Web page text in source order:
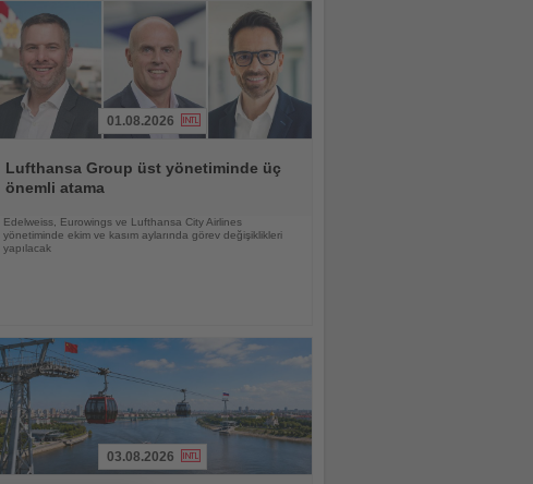
Oku
01.08.2026
Lufthansa Group üst yönetiminde üç
önemli atama
Edelweiss, Eurowings ve Lufthansa City Airlines
yönetiminde ekim ve kasım aylarında görev değişiklikleri
yapılacak
03.08.2026